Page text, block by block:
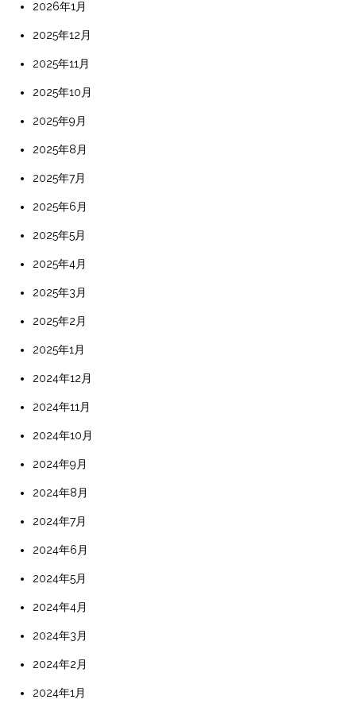
2026年1月
2025年12月
2025年11月
2025年10月
2025年9月
2025年8月
2025年7月
2025年6月
2025年5月
2025年4月
2025年3月
2025年2月
2025年1月
2024年12月
2024年11月
2024年10月
2024年9月
2024年8月
2024年7月
2024年6月
2024年5月
2024年4月
2024年3月
2024年2月
2024年1月